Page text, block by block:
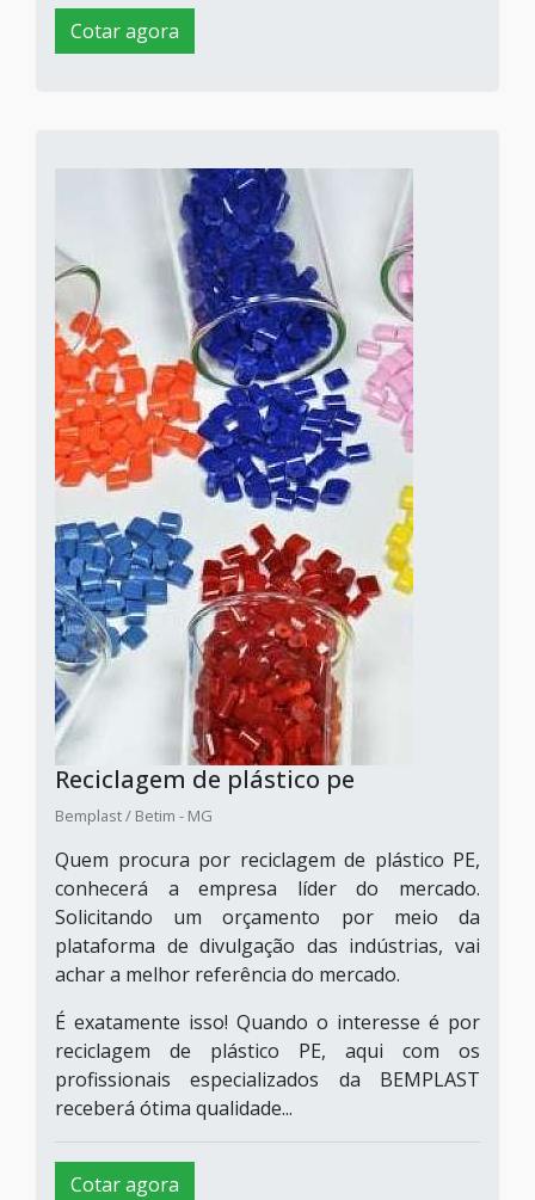
Cotar agora
Reciclagem de plástico pe
Bemplast / Betim - MG
Quem procura por reciclagem de plástico PE,
conhecerá a empresa líder do mercado.
Solicitando um orçamento por meio da
plataforma de divulgação das indústrias, vai
achar a melhor referência do mercado.
É exatamente isso! Quando o interesse é por
reciclagem de plástico PE, aqui com os
profissionais especializados da BEMPLAST
receberá ótima qualidade...
Cotar agora